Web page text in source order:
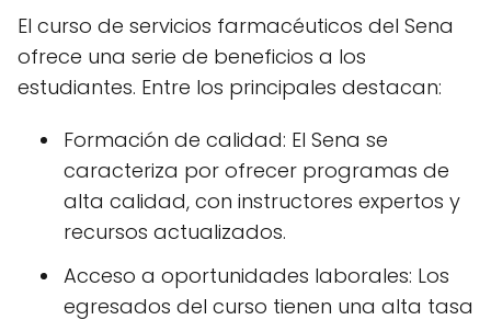
El curso de servicios farmacéuticos del Sena
ofrece una serie de beneficios a los
estudiantes. Entre los principales destacan:
Formación de calidad: El Sena se
caracteriza por ofrecer programas de
alta calidad, con instructores expertos y
recursos actualizados.
Acceso a oportunidades laborales: Los
egresados del curso tienen una alta tasa